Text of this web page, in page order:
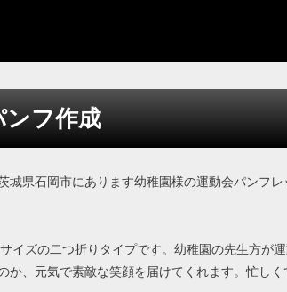
フ作成
県石岡市にあります幼稚園様の運動会パンフ
イズの二つ折りタイプです。幼稚園の先生方が
、元気で素敵な笑顔を届けてくれます。忙し